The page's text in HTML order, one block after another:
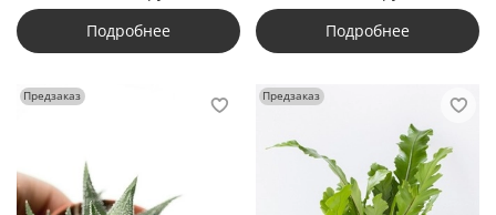
Подробнее
Подробнее
Предзаказ Предзаказ